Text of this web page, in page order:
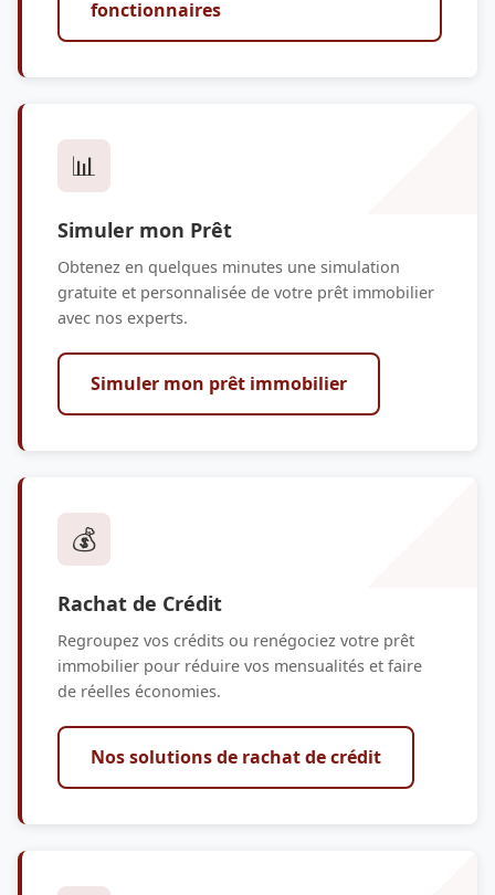
fonctionnaires
📊
Simuler mon Prêt
Obtenez en quelques minutes une simulation
gratuite et personnalisée de votre prêt immobilier
avec nos experts.
Simuler mon prêt immobilier
💰
Rachat de Crédit
Regroupez vos crédits ou renégociez votre prêt
immobilier pour réduire vos mensualités et faire
de réelles économies.
Nos solutions de rachat de crédit